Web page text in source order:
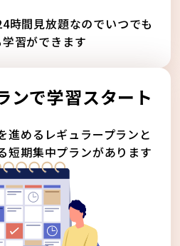
時間見放題なのでいつでも
習ができます
ンで学習スタート
進めるレギュラープランと
短期集中プランがあります